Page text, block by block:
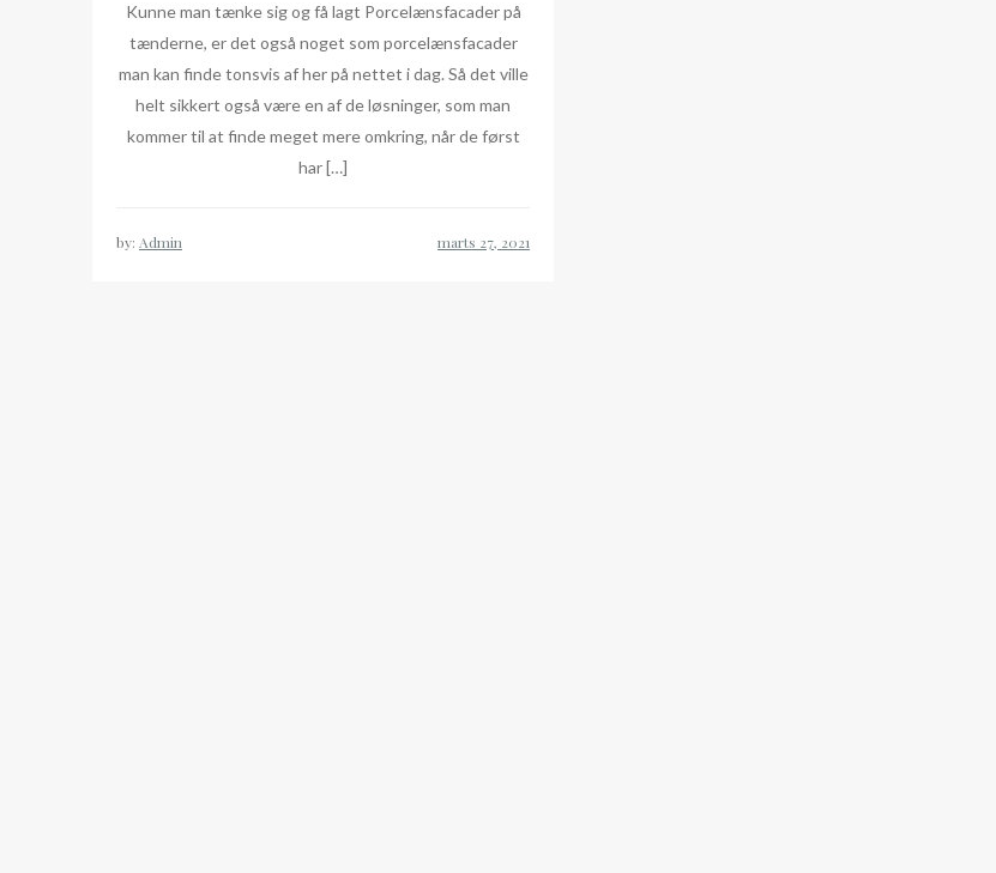
Kunne man tænke sig og få lagt Porcelænsfacader på
tænderne, er det også noget som porcelænsfacader
man kan finde tonsvis af her på nettet i dag. Så det ville
helt sikkert også være en af de løsninger, som man
kommer til at finde meget mere omkring, når de først
har […]
by: Admin